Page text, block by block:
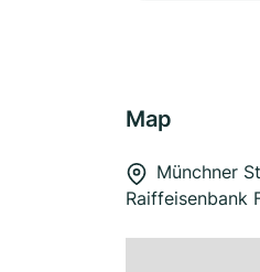
Map
Münchner
Raiffeisenbank